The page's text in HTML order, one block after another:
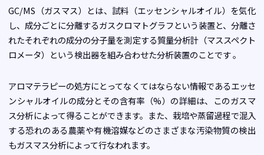
GC/MS（ガスマス）とは、試料（エッセンシャルオイル）を気化
し、成分ごとに分離するガスクロマトグラフという装置と、分離さ
れたそれぞれの成分の分子量を測定する質量分析計（マススペクト
ロメータ）という検出器を組み合わせた分析装置のことです 。
アロマテラピーの処方にとってなくてはならない情報であるエッセ
ンシャルオイルの成分とその含有率（%）の詳細は、このガスマ
ス分析によって得ることができます。また、栽培や蒸留過程で混入
する恐れのある農薬や有機溶媒などのさまざまな汚染物質の検出
もガスマス分析によって行なわれます。